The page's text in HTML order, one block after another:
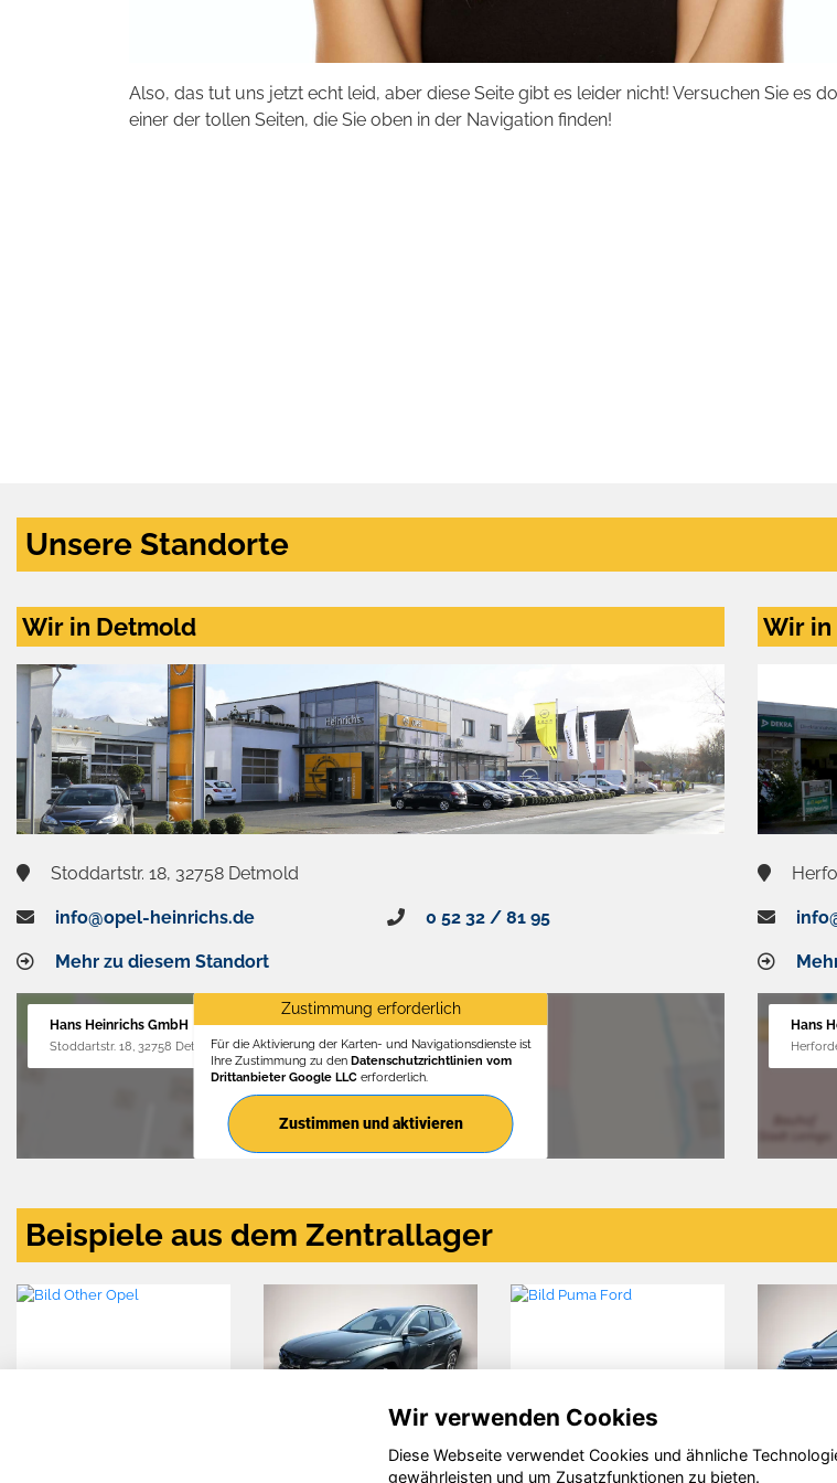
Also, das tut uns jetzt echt leid, aber diese Seite gibt es leider nicht! Versuchen Sie es
einer der tollen Seiten, die Sie oben in der Navigation finden!
Unsere Standorte
Wir in Detmold
Stoddartstr. 18, 32758 Detmold
info@opel-heinrichs.de 0 52 32 / 81 95
Mehr zu diesem Standort
Hans Heinrichs GmbH
Stoddartstr. 18, 32758 Detmold
Zustimmung erforderlich
Für die Aktivierung der Karten- und Navigationsdienste ist
Ihre Zustimmung zu den Datenschutzrichtlinien vom
Drittanbieter Google LLCerforderlich.
Zustimmen und aktivieren
Wir in
Hans
Beispiele aus dem Zentrallager
Citroën C5 Citroën C4 Seat
Wir verwenden Cookies
Diese Webseite verwendet Cookies und ähnliche
gewährleisten und um Zusatzfunktionen zu bieten.